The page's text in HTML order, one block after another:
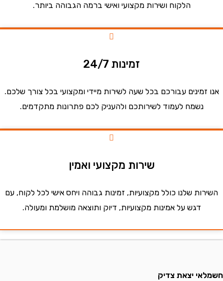
הלקוח ושירות מקצועי ואישי ברמה הגבוהה ביותר.
זמינות 24/7
עבורכם בכל שעה לשירות מיידי ומקצועי בכל צורך שלכם.
נשמח לעמוד לשירותכם ולהעניק לכם פתרונות מתקדמים.
שירות מקצועי ואמין
שלנו כולל מקצועיות, זמינות גבוהה ויחס אישי לכל לקוח, עם
דגש על אמינות מקצועיות, דיוק ותוצאה מושלמת ומעולה.
יצאת צדיק